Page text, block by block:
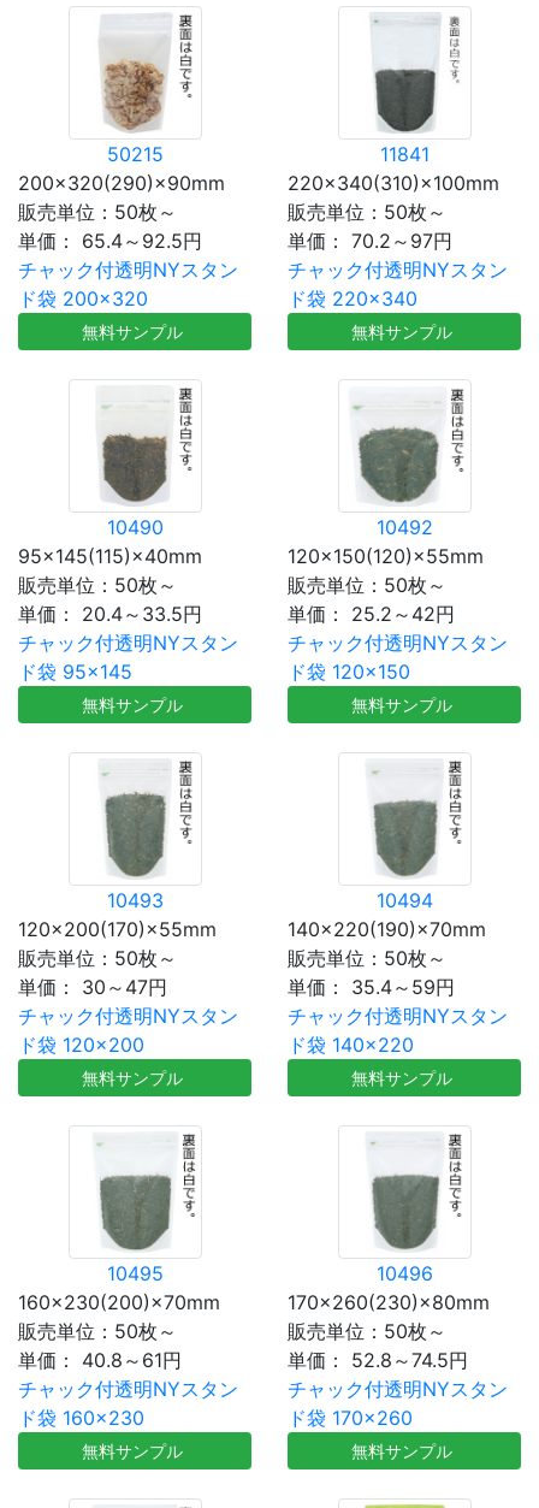
50215
200×320(290)×90mm
販売単位：50枚～
単価：
65.4～92.5円
チャック付透明NYスタン
ド袋 200×320
無料サンプル
11841
220×340(310)×100mm
販売単位：50枚～
単価： 70.2～97円
チャック付透明NYスタン
ド袋 220×340
無料サンプル
10490
95×145(115)×40mm
販売単位：50枚～
単価：
20.4～33.5円
チャック付透明NYスタン
ド袋 95×145
無料サンプル
10492
120×150(120)×55mm
販売単位：50枚～
単価：
25.2～42円
チャック付透明NYスタン
ド袋 120×150
無料サンプル
10493
120×200(170)×55mm
販売単位：50枚～
単価：
30～47円
チャック付透明NYスタン
ド袋 120×200
無料サンプル
10494
140×220(190)×70mm
販売単位：50枚～
単価：
35.4～59円
チャック付透明NYスタン
ド袋 140×220
無料サンプル
10495
160×230(200)×70mm
販売単位：50枚～
単価：
40.8～61円
チャック付透明NYスタン
ド袋 160×230
無料サンプル
10496
170×260(230)×80mm
販売単位：50枚～
単価：
52.8～74.5円
チャック付透明NYスタン
ド袋 170×260
無料サンプル